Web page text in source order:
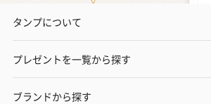
タンプについて
プレゼントを一覧から探す
ブランドから探す